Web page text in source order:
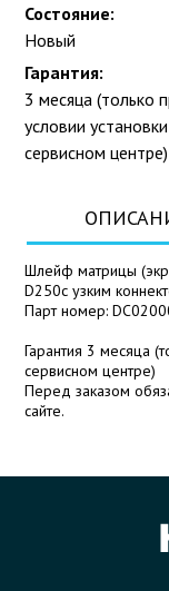
Состояние:
Новый
Гарантия:
3 месяца (только
условии
сервисном центре)
Шлейф матрицы
D250с узким
Парт номер:
Гарантия 3 месяца
сервисном центре)
Перед заказом
сайте.